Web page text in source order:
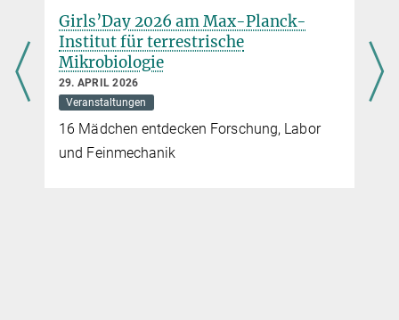
Girls’Day 2026 am Max-Planck-
Institut für terrestrische
Mikrobiologie
29. APRIL 2026
Veranstaltungen
16 Mädchen entdecken Forschung, Labor
und Feinmechanik